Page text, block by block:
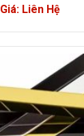
Giá: Liên Hệ